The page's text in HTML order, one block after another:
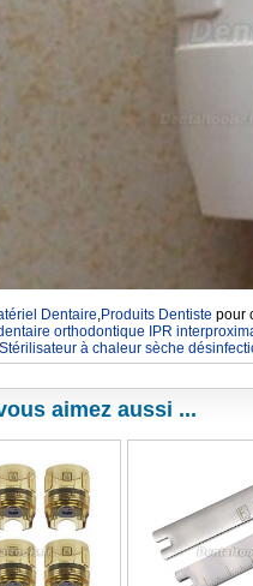
Dentaire,Produits Dentiste pour
orthodontique IPR
à chaleur sèche
aimez aussi ...